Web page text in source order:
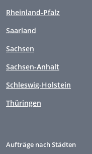
Rheinland-Pfalz
Saarland
Sachsen
Sachsen-Anhalt
Schleswig-Holstein
Thüringen
Aufträge nach Städten